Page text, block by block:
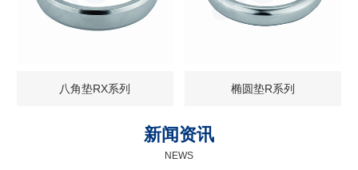
八角垫RX系列 椭圆垫R系列
新闻资讯
NEWS